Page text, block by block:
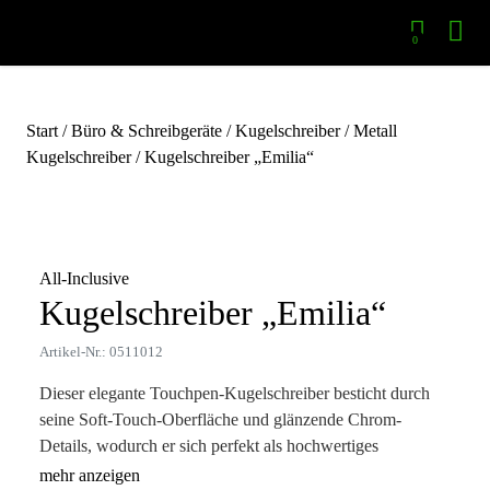
0
Start /Büro & Schreibgeräte /Kugelschreiber/Metall
Kugelschreiber/ Kugelschreiber „Emilia“
All-Inclusive
Kugelschreiber „Emilia“
Artikel-Nr.: 0511012
Dieser elegante Touchpen-Kugelschreiber besticht durch
seine Soft-Touch-Oberfläche und glänzende Chrom-
Details, wodurch er sich perfekt als hochwertiges
Geschäftsgeschenk eignet. Unser beliebtes Modell